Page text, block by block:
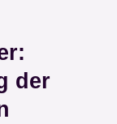
der